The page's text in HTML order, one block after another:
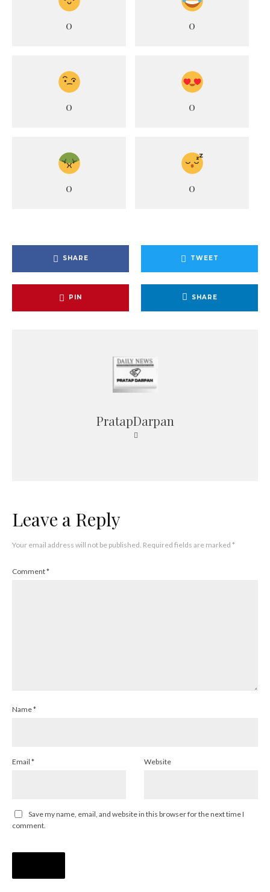
0 0
0 0
0 0
SHARE TWEET
PIN SHARE
PratapDarpan
Leave a Reply
Your email address will not be published. Required fields are marked *
Comment*
Name*
Email * Website
Save my name, email, and website in this browser for the next time I
comment.